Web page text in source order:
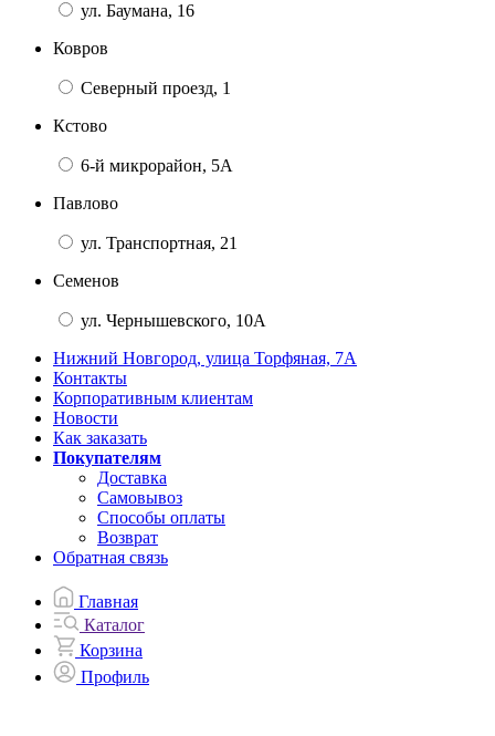
ул. Баумана, 16
Ковров
Северный проезд, 1
Кстово
6-й микрорайон, 5А
Павлово
ул. Транспортная, 21
Семенов
ул. Чернышевского, 10А
Нижний Новгород, улица Торфяная, 7А
Контакты
Корпоративным клиентам
Новости
Как заказать
Покупателям
Доставка
Самовывоз
Способы оплаты
Возврат
Обратная связь
Главная
Каталог
Корзина
Профиль